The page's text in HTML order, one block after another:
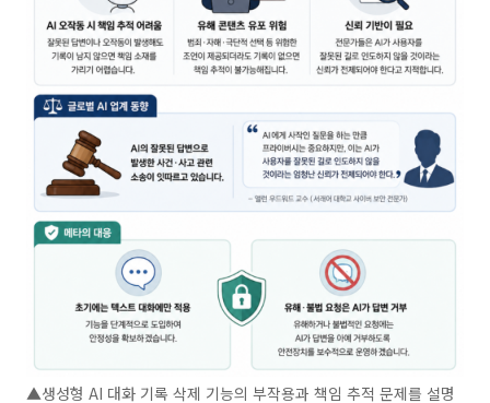
▲생성형 AI 대화 기록 삭제 기능의 부작용과 책임 추적 문제를 설명